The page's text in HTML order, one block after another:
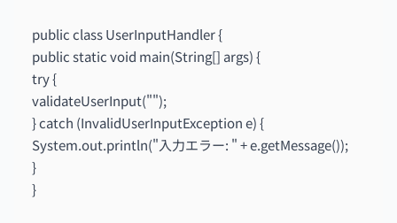
public class UserInputHandler {
public static void main(String[] args) {
try {
validateUserInput("");
} catch (InvalidUserInputException e) {
System.out.println("入力エラー: " + e.getMessage());
}
}